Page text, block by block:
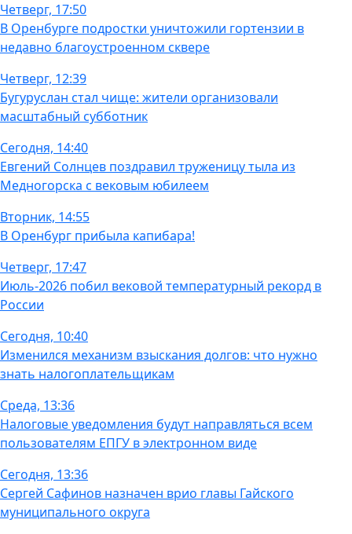
Четверг, 17:50
В Оренбурге подростки уничтожили гортензии в
недавно благоустроенном сквере
Четверг, 12:39
Бугуруслан стал чище: жители организовали
масштабный субботник
Сегодня, 14:40
Евгений Солнцев поздравил труженицу тыла из
Медногорска с вековым юбилеем
Вторник, 14:55
В Оренбург прибыла капибара!
Четверг, 17:47
Июль-2026 побил вековой температурный рекорд в
России
Сегодня, 10:40
Изменился механизм взыскания долгов: что нужно
знать налогоплательщикам
Среда, 13:36
Налоговые уведомления будут направляться всем
пользователям ЕПГУ в электронном виде
Сегодня, 13:36
Сергей Сафинов назначен врио главы Гайского
муниципального округа